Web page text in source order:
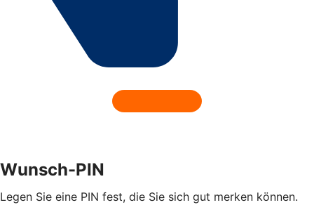
Wunsch-PIN
Legen Sie eine PIN fest, die Sie sich gut merken können.